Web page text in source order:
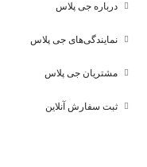
درباره جی پلاس
نمایندگی‌های جی پلاس
مشتریان جی پلاس
ثبت سفارش آنلاین